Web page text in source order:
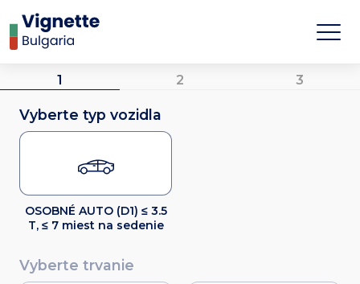
1 2 3
Vyberte typ vozidla
OSOBNÉ AUTO (D1) ≤ 3.5
T, ≤ 7 miest na sedenie
Vyberte trvanie